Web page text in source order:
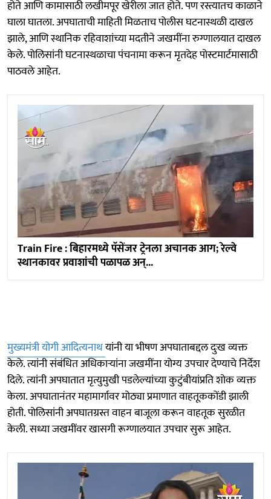
होते आणि कामासाठी लखीमपूर खेरीला जात होते. पण रस्त्यातच काळाने
घाला घातला. अपघाताची माहिती मिळताच पोलीस घटनास्थळी दाखल
झाले, आणि स्थानिक रहिवाशांच्या मदतीने जखमींना रुग्णालयात दाखल
केले. पोलिसांनी घटनास्थळाचा पंचनामा करून मृतदेह पोस्टमार्टमासाठी
पाठवले आहेत.
Train Fire : बिहारमध्ये पॅसेंजर ट्रेनला अचानक आग; रेल्वे
स्थानकावर प्रवाशांची पळापळ अन्...
मुख्यमंत्री योगी आदित्यनाथयांनी या भीषण अपघाताबद्दल दुःख व्यक्त
केले. त्यांनी संबंधित अधिकाऱ्यांना जखमींना योग्य उपचार देण्याचे निर्देश
दिले. त्यांनी अपघातात मृत्युमुखी पडलेल्यांच्या कुटुंबीयांप्रति शोक व्यक्त
केला. अपघातानंतर महामार्गावर मोठ्या प्रमाणात वाहतूककोंडी झाली
होती. पोलिसांनी अपघातग्रस्त वाहन बाजूला करून वाहतूक सुरळीत
केली. सध्या जखमींवर खासगी रूग्णालयात उपचार सुरू आहेत.